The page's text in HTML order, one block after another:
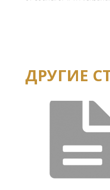
ДРУГИЕ